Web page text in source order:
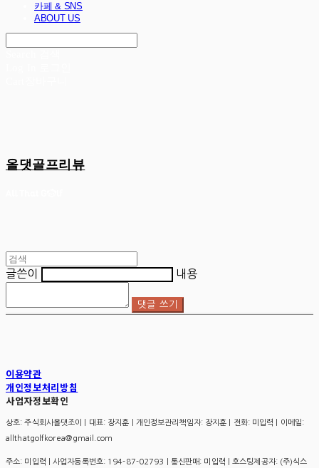
카페 & SNS
ABOUT US
올댓골프리뷰
글쓴이 내용
댓글 쓰기
이용약관
개인정보처리방침
사업자정보확인
상호: 주식회사올댓조이 | 대표: 장지훈 | 개인정보관리책임자: 장지훈 | 전화: 미입력 | 이메일:
allthatgolfkorea@gmail.com
주소: 미입력 | 사업자등록번호: 194-87-02793 | 통신판매: 미입력 | 호스팅제공자: (주)식스